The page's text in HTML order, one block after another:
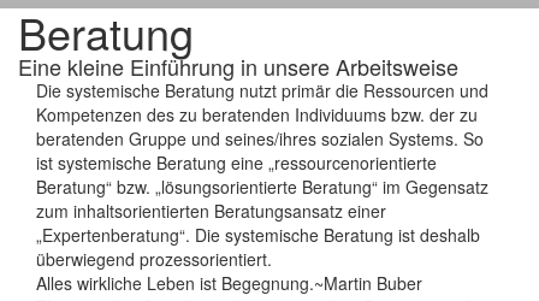
Beratung
Eine kleine Einführung in unsere Arbeitsweise
Die systemische Beratung nutzt primär die Ressourcen und
Kompetenzen des zu beratenden Individuums bzw. der zu
beratenden Gruppe und seines/ihres sozialen Systems. So
ist systemische Beratung eine „ressourcenorientierte
Beratung“ bzw. „lösungsorientierte Beratung“ im Gegensatz
zum inhaltsorientierten Beratungsansatz einer
„Expertenberatung“. Die systemische Beratung ist deshalb
überwiegend prozessorientiert.
Alles wirkliche Leben ist Begegnung.~Martin Buber